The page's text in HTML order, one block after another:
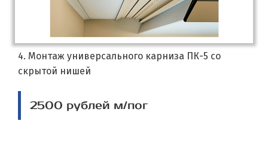
4. Монтаж универсального карниза ПК-5 со
скрытой нишей
2500 рублей м/пог